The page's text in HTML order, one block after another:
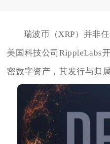
瑞波币（XRP）并非
美国科技公司RippleLabs
密数字资产，其发行与归